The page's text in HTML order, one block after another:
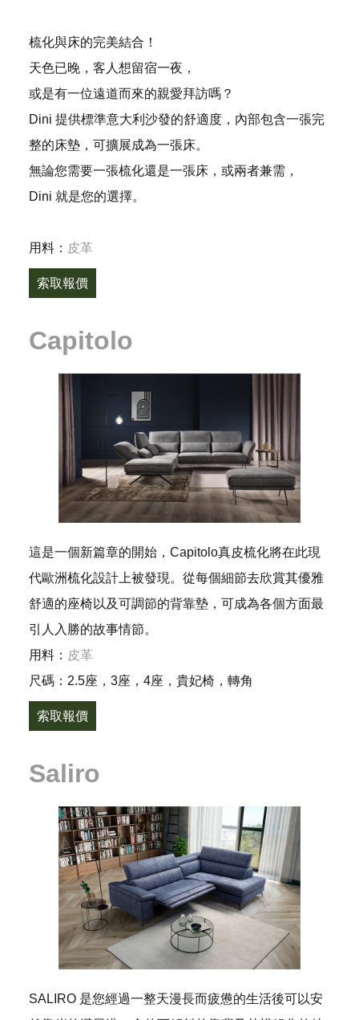
梳化與床的完美結合！
天色已晚，客人想留宿一夜，
或是有一位遠道而來的親愛拜訪嗎？
Dini 提供標準意大利沙發的舒適度，內部包含一張完
整的床墊，可擴展成為一張床。
無論您需要一張梳化還是一張床，或兩者兼需，
Dini 就是您的選擇。
用料： 皮革
索取報價
Capitolo
這是一個新篇章的開始，Capitolo真皮梳化將在此現
代歐洲梳化設計上被發現。從每個細節去欣賞其優雅
舒適的座椅以及可調節的背靠墊，可成為各個方面最
引人入勝的故事情節。
用料： 皮革
尺碼：2.5座，3座，4座，貴妃椅，轉角
索取報價
Saliro
SALIRO 是您經過一整天漫長而疲憊的生活後可以安